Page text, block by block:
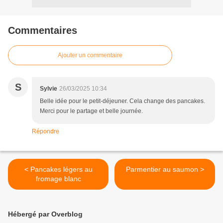
Commentaires
Ajouter un commentaire
S Sylvie 26/03/2025 10:34
Belle idée pour le petit-déjeuner. Cela change des pancakes.
Merci pour le partage et belle journée.
Répondre
< Pancakes légers au
fromage blanc
Parmentier au saumon >
Hébergé par Overblog